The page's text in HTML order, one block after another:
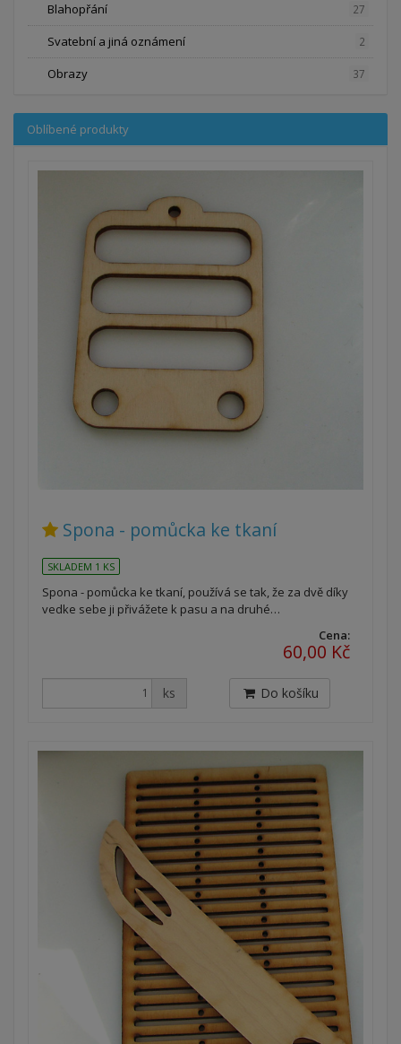
Blahopřání 27
Svatební a jiná oznámení 2
Obrazy 37
Oblíbené produkty
Spona - pomůcka ke tkaní
SKLADEM 1 KS
Spona - pomůcka ke tkaní, používá se tak, že za dvě díky
vedke sebe ji přivážete k pasu a na druhé…
Cena:
60,00 Kč
ks Do košíku